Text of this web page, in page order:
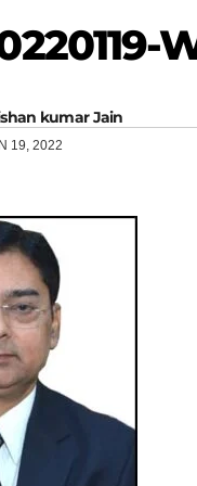
kumar Jain
19, 2022